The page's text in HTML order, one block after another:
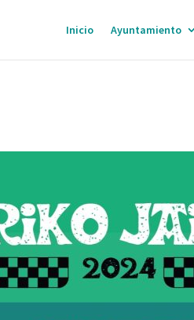
Inicio Ayuntamiento